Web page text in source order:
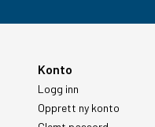
Konto
Logg inn
Opprett ny konto